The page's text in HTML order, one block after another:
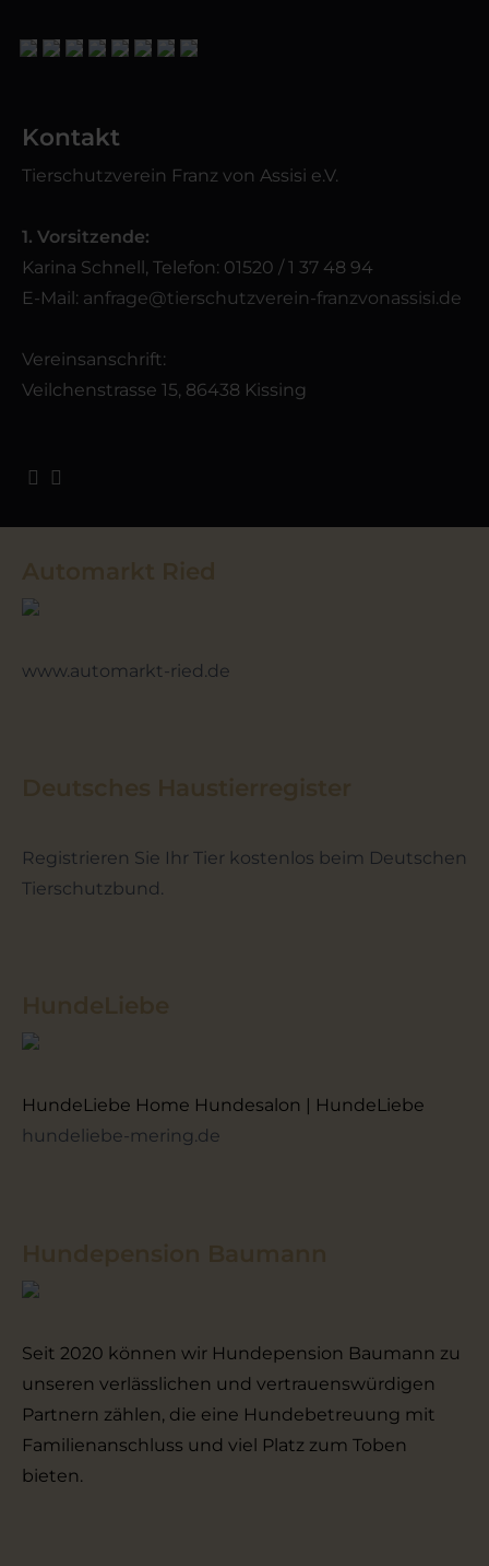
Kontakt
Tierschutzverein Franz von Assisi e.V.
1. Vorsitzende:
Karina Schnell, Telefon: 01520 / 1 37 48 94
E-Mail: anfrage@tierschutzverein-franzvonassisi.de
Vereinsanschrift:
Veilchenstrasse 15, 86438 Kissing
www.automarkt-ried.de
Registrieren Sie Ihr Tier kostenlos beim Deutschen
Tierschutzbund.
HundeLiebe Home Hundesalon | HundeLiebe
hundeliebe-mering.de
Seit 2020 können wir Hundepension Baumann zu
unseren verlässlichen und vertrauenswürdigen
Partnern zählen, die eine Hundebetreuung mit
Familienanschluss und viel Platz zum Toben
bieten.